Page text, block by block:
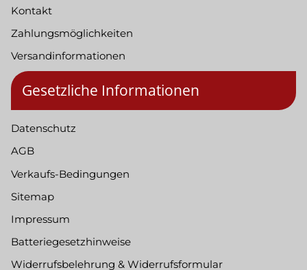
Kontakt
Zahlungsmöglichkeiten
Versandinformationen
Gesetzliche Informationen
Datenschutz
AGB
Verkaufs-Bedingungen
Sitemap
Impressum
Batteriegesetzhinweise
Widerrufsbelehrung & Widerrufsformular